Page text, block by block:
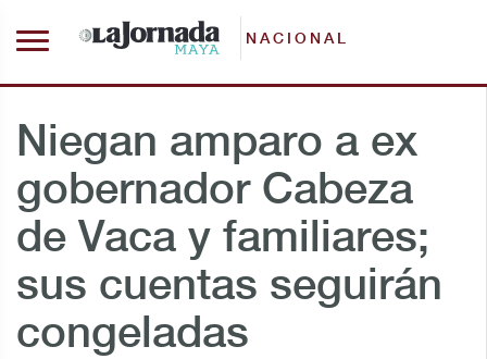
NACIONAL
Niegan amparo a ex
gobernador Cabeza
de Vaca y familiares;
sus cuentas seguirán
congeladas